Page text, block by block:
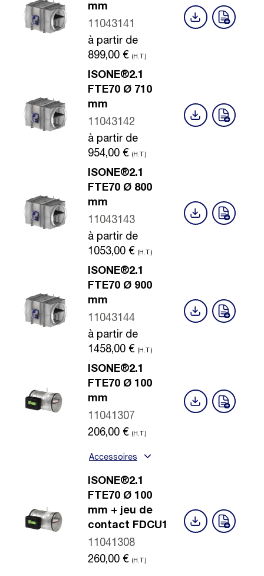
mm
11043141
à partir de
899,00 € (H.T.)
ISONE®2.1
FTE70 Ø 710
mm
11043142
à partir de
954,00 € (H.T.)
ISONE®2.1
FTE70 Ø 800
mm
11043143
à partir de
1053,00 € (H.T.)
ISONE®2.1
FTE70 Ø 900
mm
11043144
à partir de
1458,00 € (H.T.)
ISONE®2.1
FTE70 Ø 100
mm
11041307
206,00 € (H.T.)
Accessoires
ISONE®2.1
FTE70 Ø 100
mm + jeu de
contact FDCU1
11041308
260,00 € (H.T.)